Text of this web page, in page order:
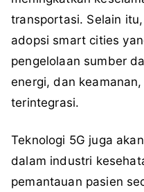
transportasi. Selain
adopsi smart cities
pengelolaan sumber
energi, dan
terintegrasi.
Teknologi 5G juga
dalam industri
pemantauan pasien